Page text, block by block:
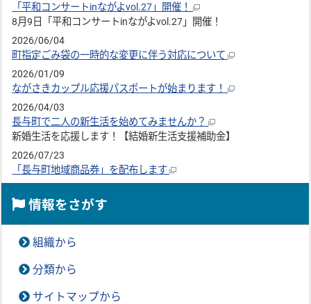
「平和コンサートinながよvol.27」開催！
8月9日「平和コンサートinながよvol.27」開催！
2026/06/04
町指定ごみ袋の一時的な変更に伴う対応について
2026/01/09
ながさきカップル応援パスポートが始まります！
2026/04/03
長与町で二人の新生活を始めてみませんか？
新婚生活を応援します！【結婚新生活支援補助金】
2026/07/23
「長与町地域商品券」を配布します
情報をさがす
組織から
分類から
サイトマップから